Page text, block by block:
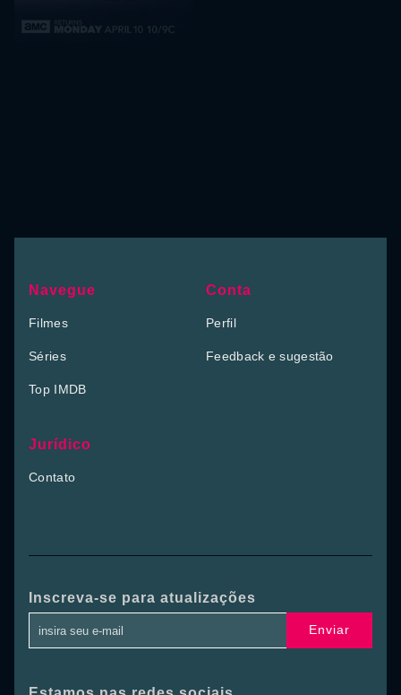
Navegue
Filmes
Séries
Top IMDB
Conta
Perfil
Feedback e sugestão
Jurídico
Contato
Inscreva-se para atualizações
Enviar